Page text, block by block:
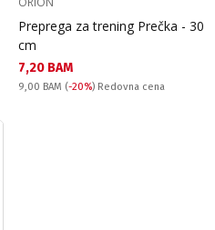
Preprega za trening Prečka - 30
cm
Текуща цена:
7,20 BAM
Redovna cena:
9,00 BAM (-20%) Redovna cena